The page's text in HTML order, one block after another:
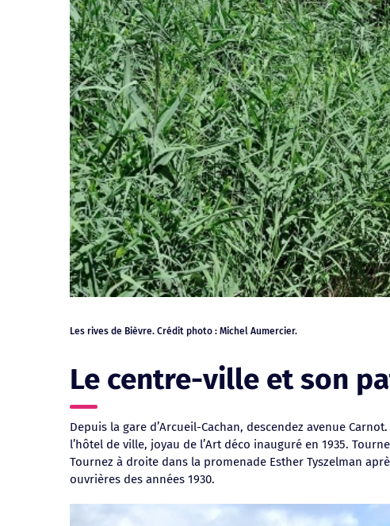
Les rives de Bièvre. Crédit photo : Michel Aumercier.
Le sentier des Blanchisseries. Crédit photo : Michel Aumercier.
Le jardin du Vallon. Crédit photo : Henri Perrot
Le centre-ville et son
Depuis la gare d’Arcueil-Cachan, descendez avenue
l’hôtel de ville, joyau de l’Art déco inauguré en 1935.
Tournez à droite dans la promenade Esther Tyszelman
ouvrières des années 1930.